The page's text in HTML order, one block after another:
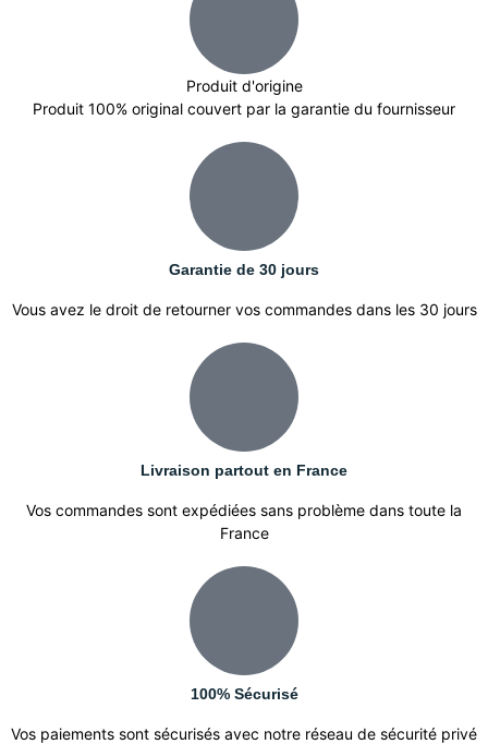
Produit d'origine
Produit 100% original couvert par la garantie du fournisseur
Garantie de 30 jours
Vous avez le droit de retourner vos commandes dans les 30 jours
Livraison partout en France
Vos commandes sont expédiées sans problème dans toute la
France
100% Sécurisé
Vos paiements sont sécurisés avec notre réseau de sécurité privé